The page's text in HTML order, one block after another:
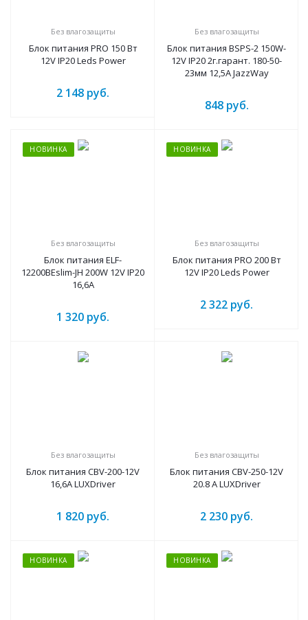
Без влагозащиты
Блок питания PRO 150 Вт
12V IP20 Leds Power
2 148 руб.
Без влагозащиты
Блок питания BSPS-2 150W-
12V IP20 2г.гарант. 180-50-
23мм 12,5A JazzWay
848руб.
НОВИНКА
Без влагозащиты
Блок питания ELF-
12200BEslim-JH 200W 12V IP20
16,6A
1 320 руб.
НОВИНКА
Без влагозащиты
Блок питания PRO 200 Вт
12V IP20 Leds Power
2 322 руб.
Без влагозащиты
Блок питания CBV-200-12V
16,6А LUXDriver
1 820 руб.
Без влагозащиты
Блок питания CBV-250-12V
20.8 А LUXDriver
2 230 руб.
НОВИНКА НОВИНКА